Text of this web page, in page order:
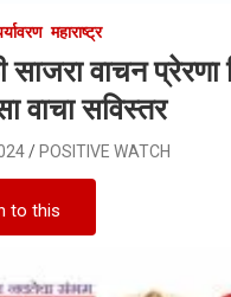
महाराष्ट्र
वाचन प्रेरणा
वाचा सविस्तर
POSITIVE WATCH
to this